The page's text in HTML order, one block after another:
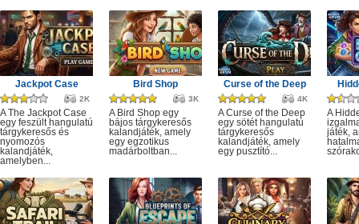
Jackpot Case
2K
A The Jackpot Case
egy feszült hangulatú
tárgykeresős és
nyomozós
kalandjáték,
amelyben...
Bird Shop
3K
A Bird Shop egy
bájos tárgykeresős
kalandjáték, amely
egy egzotikus
madárboltban...
Curse of the Deep
4K
A Curse of the Deep
egy sötét hangulatú
tárgykeresős
kalandjáték, amely
egy pusztító...
A
játék,